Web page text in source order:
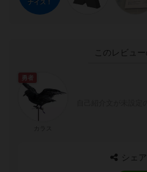
ナイス！
このレビュ
勇者
シェ